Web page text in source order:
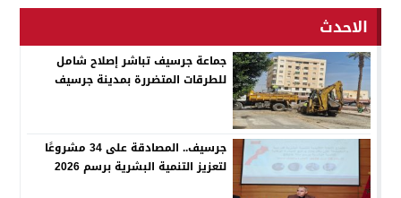
الاحدث
جماعة جرسيف تباشر إصلاح شامل
للطرقات المتضررة بمدينة جرسيف
جرسيف.. المصادقة على 34 مشروعًا
لتعزيز التنمية البشرية برسم 2026